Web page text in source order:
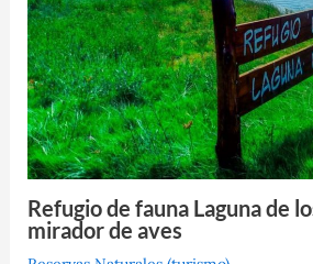
Refugio de fauna Laguna de
mirador de aves